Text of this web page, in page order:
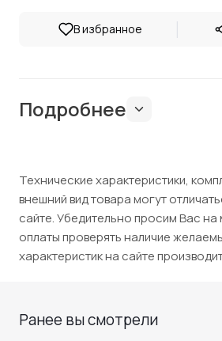
В избранное |
Подробнее
Технические характеристики,
внешний вид товара могут
сайте. Убедительно просим Вас на
оплаты проверять наличие
характеристик на сайте
Ранее вы смотрели